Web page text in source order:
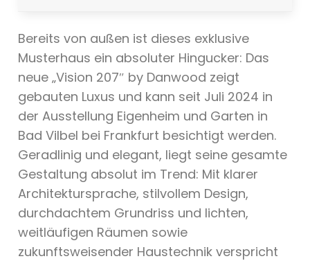
Bereits von außen ist dieses exklusive
Musterhaus ein absoluter Hingucker: Das
neue „Vision 207″ by Danwood zeigt
gebauten Luxus und kann seit Juli 2024 in
der Ausstellung Eigenheim und Garten in
Bad Vilbel bei Frankfurt besichtigt werden.
Geradlinig und elegant, liegt seine gesamte
Gestaltung absolut im Trend: Mit klarer
Architektursprache, stilvollem Design,
durchdachtem Grundriss und lichten,
weitläufigen Räumen sowie
zukunftsweisender Haustechnik verspricht